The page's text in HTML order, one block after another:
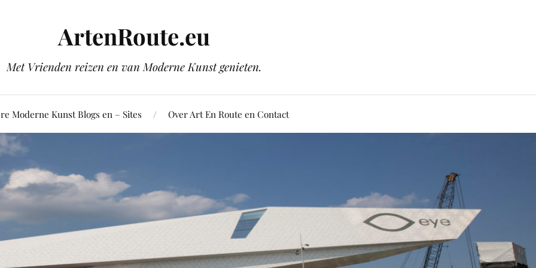
ArtenRoute.eu
Met Vrienden reizen en van Moderne Kunst genieten.
Moderne Kunst Blogs en – Sites Over Art En Route en Contact